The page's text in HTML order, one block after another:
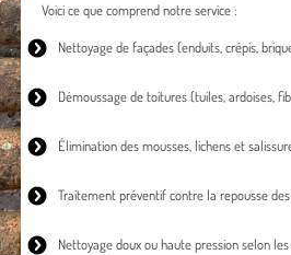
Voici ce que comprend notre service :
Nettoyage de façades(enduits, crépis,
Démoussage de toitures(tuiles, ardoises,
Élimination des mousses, lichens et
Traitement préventif contre la repousse
Nettoyage doux ou haute pression selon